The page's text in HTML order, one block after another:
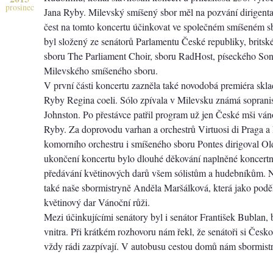
prosinec
Jana Ryby. Milevský smíšený sbor měl na pozvání
čest na tomto koncertu účinkovat ve společném smíšeném
byl složený ze senátorů Parlamentu České republiky,
sboru The Parliament Choir, sboru RadHost, píseckého
Milevského smíšeného sboru.
V první části koncertu zazněla také novodobá premiéra
Ryby Regina coeli. Sólo zpívala v Milevsku známá
Johnston. Po přestávce patřil program už jen České mši
Ryby. Za doprovodu varhan a orchestrů Virtuosi di Praga a
komorního orchestru i smíšeného sboru Pontes dirigoval
ukončení koncertu bylo dlouhé děkování naplněné
předávání květinových darů všem sólistům a hudebníkům.
také naše sbormistryně Anděla Maršálková, která jako
květinový dar Vánoční růži.
Mezi účinkujícími senátory byl i senátor František Bublan,
vnitra. Při krátkém rozhovoru nám řekl, že senátoři si
vždy rádi zazpívají. V autobusu cestou domů nám